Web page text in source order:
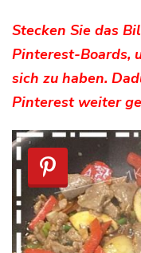
Stecken Sie das
Pinterest-Boards,
sich zu haben.
Pinterest weiter